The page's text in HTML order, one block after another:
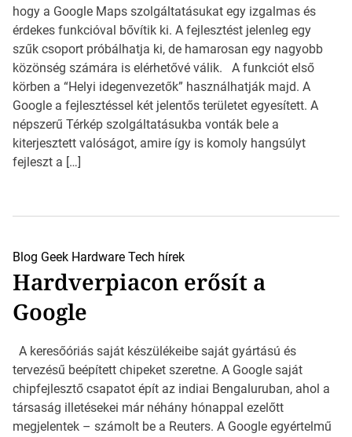
hogy a Google Maps szolgáltatásukat egy izgalmas és
érdekes funkcióval bővítik ki. A fejlesztést jelenleg egy
szűk csoport próbálhatja ki, de hamarosan egy nagyobb
közönség számára is elérhetővé válik. A funkciót első
körben a “Helyi idegenvezetők” használhatják majd. A
Google a fejlesztéssel két jelentős területet egyesített. A
népszerű Térkép szolgáltatásukba vonták bele a
kiterjesztett valóságot, amire így is komoly hangsúlyt
fejleszt a […]
Blog Geek Hardware Tech hírek
Hardverpiacon erősít a
Google
A keresőóriás saját készülékeibe saját gyártású és
tervezésű beépített chipeket szeretne. A Google saját
chipfejlesztő csapatot épít az indiai Bengaluruban, ahol a
társaság illetésekei már néhány hónappal ezelőtt
megjelentek – számolt be a Reuters. A Google egyértelmű